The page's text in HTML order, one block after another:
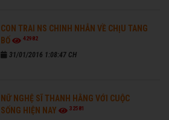
CON TRAI NS CHINH NHẪN VỀ CHỊU TANG
BỐ
42982
31/01/2016 1:08:47 CH
NỮ NGHỆ SĨ THANH HẰNG VỚI CUỘC
SỐNG HIỆN NAY
32581